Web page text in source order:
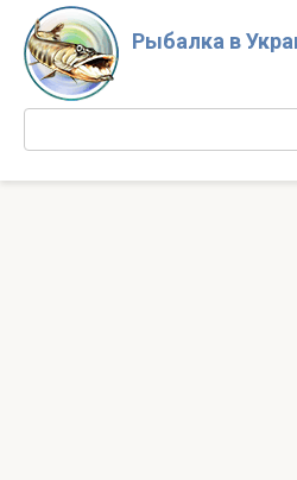
Перейти
контенту
Рыбалка в